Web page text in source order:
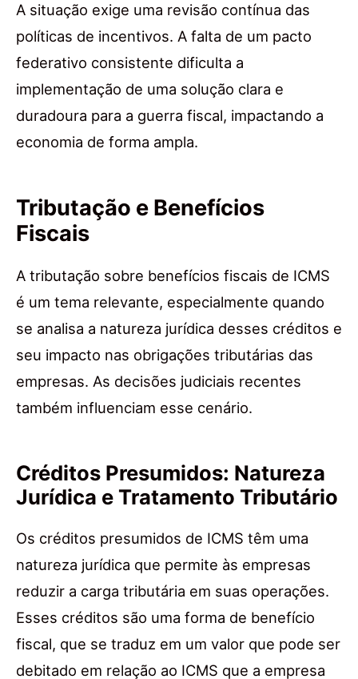
A situação exige uma revisão contínua das
políticas de incentivos. A falta de um pacto
federativo consistente dificulta a
implementação de uma solução clara e
duradoura para a guerra fiscal, impactando a
economia de forma ampla.
Tributação e Benefícios
Fiscais
A tributação sobre benefícios fiscais de ICMS
é um tema relevante, especialmente quando
se analisa a natureza jurídica desses créditos e
seu impacto nas obrigações tributárias das
empresas. As decisões judiciais recentes
também influenciam esse cenário.
Créditos Presumidos: Natureza
Jurídica e Tratamento Tributário
Os créditos presumidos de ICMS têm uma
natureza jurídica que permite às empresas
reduzir a carga tributária em suas operações.
Esses créditos são uma forma de benefício
fiscal, que se traduz em um valor que pode ser
debitado em relação ao ICMS que a empresa